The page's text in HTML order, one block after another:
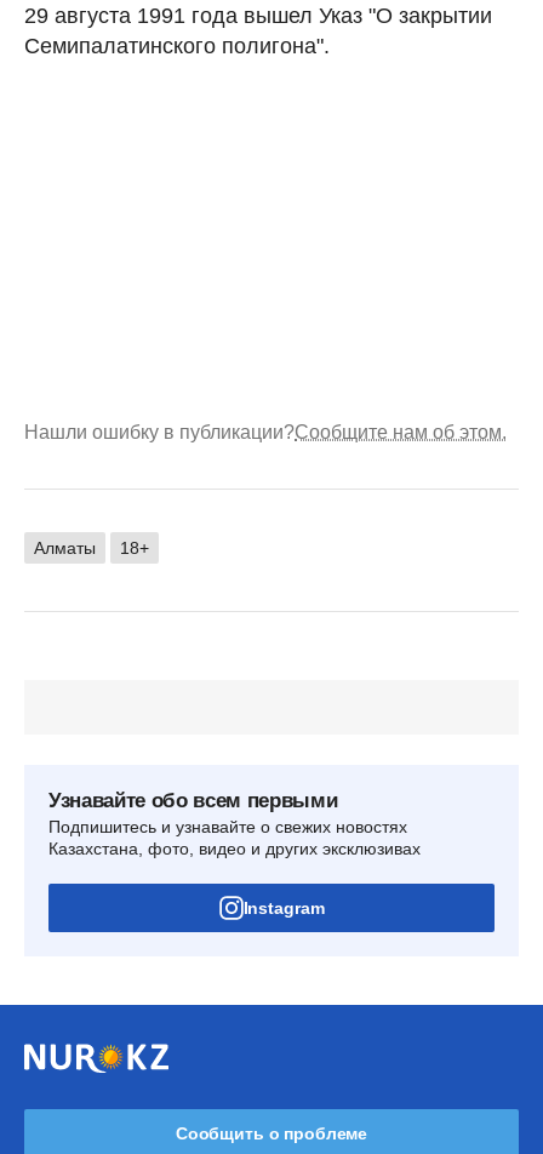
29 августа 1991 года вышел Указ "О закрытии
Семипалатинского полигона".
Нашли ошибку в публикации?Сообщите нам об этом.
Алматы 18+
Узнавайте обо всем первыми
Подпишитесь и узнавайте о свежих новостях
Казахстана, фото, видео и других эксклюзивах
Instagram
Сообщить о проблеме